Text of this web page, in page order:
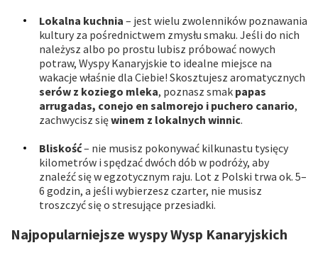
Lokalna kuchnia – jest wielu zwolenników poznawania
kultury za pośrednictwem zmysłu smaku. Jeśli do nich
należysz albo po prostu lubisz próbować nowych
potraw, Wyspy Kanaryjskie to idealne miejsce na
wakacje właśnie dla Ciebie! Skosztujesz aromatycznych
serów z koziego mleka, poznasz smak papas
arrugadas, conejo en salmorejo i puchero canario,
zachwycisz sięwinem z lokalnych winnic.
Bliskość– nie musisz pokonywać kilkunastu tysięcy
kilometrów i spędzać dwóch dób w podróży, aby
znaleźć się w egzotycznym raju. Lot z Polski trwa ok. 5–
6 godzin, a jeśli wybierzesz czarter, nie musisz
troszczyć się o stresujące przesiadki.
Najpopularniejsze wyspy Wysp Kanaryjskich